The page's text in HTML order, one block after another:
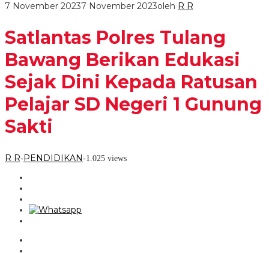
7 November 20237 November 2023oleh R R
Satlantas Polres Tulang
Bawang Berikan Edukasi
Sejak Dini Kepada Ratusan
Pelajar SD Negeri 1 Gunung
Sakti
R R-PENDIDIKAN-1.025 views